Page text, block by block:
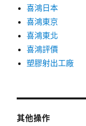
喜鴻日本
喜鴻東京
喜鴻東北
喜鴻評價
塑膠射出工廠
其他操作